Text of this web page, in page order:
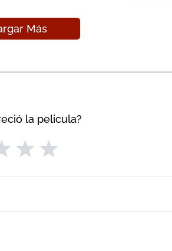
Más
la pelicula?